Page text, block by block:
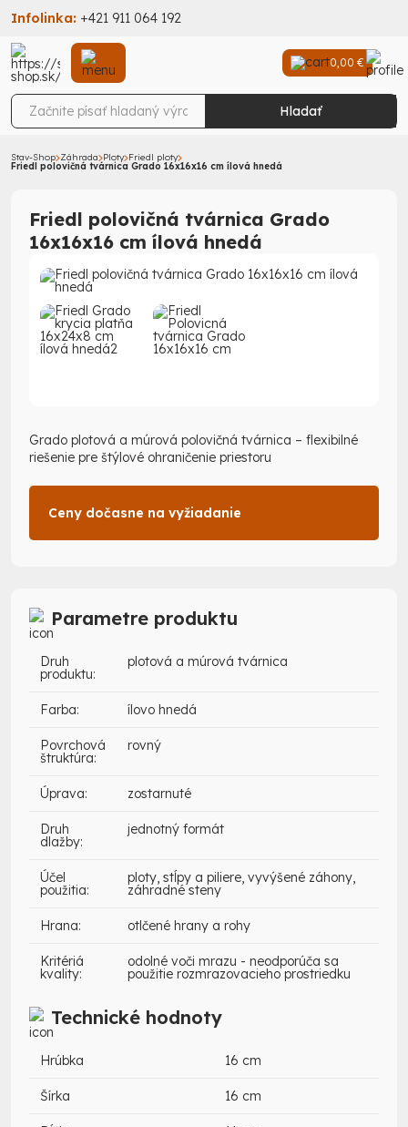
Infolinka: +421 911 064 192
Hladať
0,00 €
Stav-Shop Záhrada Ploty Friedl ploty
Friedl polovičná tvárnica Grado 16x16x16 cm ílová hnedá
Friedl polovičná tvárnica Grado
16x16x16 cm ílová hnedá
Grado plotová a múrová polovičná tvárnica – flexibilné
riešenie pre štýlové ohraničenie priestoru
Ceny dočasne na vyžiadanie
Parametre produktu
Druh
produktu:
plotová a múrová tvárnica
Farba: ílovo hnedá
Povrchová
štruktúra:
rovný
Úprava: zostarnuté
Druh
dlažby:
jednotný formát
Účel
použitia:
ploty, stĺpy a piliere, vyvýšené záhony,
záhradné steny
Hrana: otlčené hrany a rohy
Kritériá
kvality:
odolné voči mrazu - neodporúča sa
použitie rozmrazovacieho prostriedku
Technické hodnoty
Hrúbka 16 cm
Šírka 16 cm